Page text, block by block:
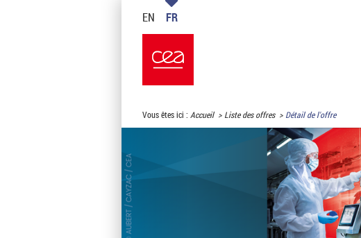
EN FR
Vous êtes ici : Accueil Liste des offres Détail de l'offre